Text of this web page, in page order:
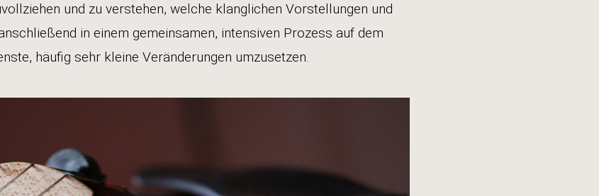
und zu verstehen, welche klanglichen Vorstellungen und
in einem gemeinsamen, intensiven Prozess auf dem
häufig sehr kleine Veränderungen umzusetzen.